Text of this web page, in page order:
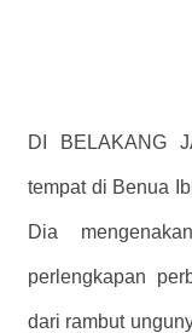
DI BELAKANG
tempat di Benua
Dia
perlengkapan
dari rambut